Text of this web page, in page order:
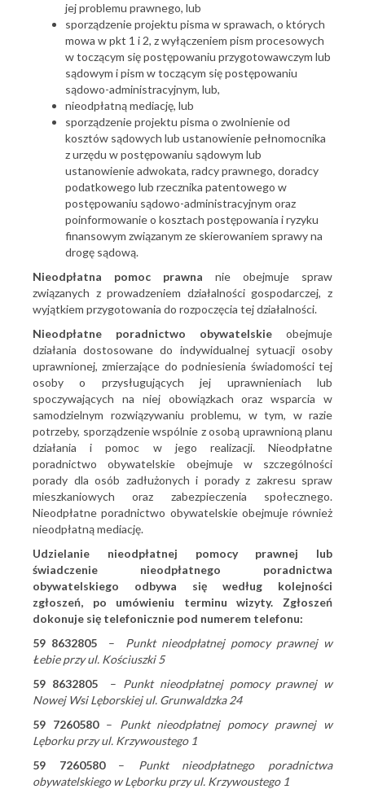
jej problemu prawnego, lub
sporządzenie projektu pisma w sprawach, o których
mowa w pkt 1 i 2, z wyłączeniem pism procesowych
w toczącym się postępowaniu przygotowawczym lub
sądowym i pism w toczącym się postępowaniu
sądowo-administracyjnym, lub,
nieodpłatną mediację, lub
sporządzenie projektu pisma o zwolnienie od
kosztów sądowych lub ustanowienie pełnomocnika
z urzędu w postępowaniu sądowym lub
ustanowienie adwokata, radcy prawnego, doradcy
podatkowego lub rzecznika patentowego w
postępowaniu sądowo-administracyjnym oraz
poinformowanie o kosztach postępowania i ryzyku
finansowym związanym ze skierowaniem sprawy na
drogę sądową.
Nieodpłatna pomoc prawna nie obejmuje spraw
związanych z prowadzeniem działalności gospodarczej, z
wyjątkiem przygotowania do rozpoczęcia tej działalności.
Nieodpłatne poradnictwo obywatelskie obejmuje
działania dostosowane do indywidualnej sytuacji osoby
uprawnionej, zmierzające do podniesienia świadomości tej
osoby o przysługujących jej uprawnieniach lub
spoczywających na niej obowiązkach oraz wsparcia w
samodzielnym rozwiązywaniu problemu, w tym, w razie
potrzeby, sporządzenie wspólnie z osobą uprawnioną planu
działania i pomoc w jego realizacji. Nieodpłatne
poradnictwo obywatelskie obejmuje w szczególności
porady dla osób zadłużonych i porady z zakresu spraw
mieszkaniowych oraz zabezpieczenia społecznego.
Nieodpłatne poradnictwo obywatelskie obejmuje również
nieodpłatną mediację.
Udzielanie nieodpłatnej pomocy prawnej lub
świadczenie nieodpłatnego poradnictwa
obywatelskiego odbywa się według kolejności
zgłoszeń, po umówieniu terminu wizyty. Zgłoszeń
dokonuje się telefonicznie pod numerem telefonu:
59 8632805–
Punkt nieodpłatnej pomocy prawnej w
Łebie przy ul. Kościuszki 5
59 8632805– Punkt nieodpłatnej pomocy prawnej w
Nowej Wsi Lęborskiej ul. Grunwaldzka 24
59 7260580– Punkt nieodpłatnej pomocy prawnej w
Lęborku przy ul. Krzywoustego 1
59 7260580– Punkt nieodpłatnego poradnictwa
obywatelskiego w Lęborku przy ul. Krzywoustego 1